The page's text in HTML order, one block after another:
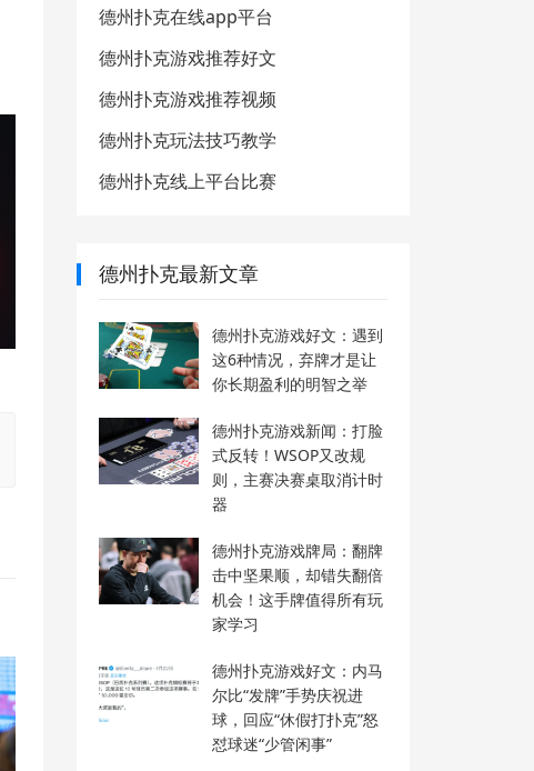
德州扑克在线app平台
德州扑克游戏推荐好文
德州扑克游戏推荐视频
德州扑克玩法技巧教学
德州扑克线上平台比赛
德州扑克最新文章
德州扑克游戏好文：遇到
这6种情况，弃牌才是让
你长期盈利的明智之举
德州扑克游戏新闻：打脸
式反转！WSOP又改规
则，主赛决赛桌取消计时
器
德州扑克游戏牌局：翻牌
击中坚果顺，却错失翻倍
机会！这手牌值得所有玩
家学习
德州扑克游戏好文：内马
尔比“发牌”手势庆祝进
球，回应“休假打扑克”怒
怼球迷“少管闲事”